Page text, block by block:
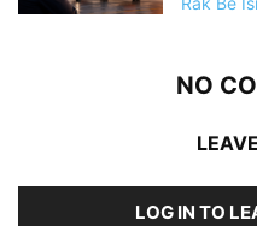
NO
LOG IN TO